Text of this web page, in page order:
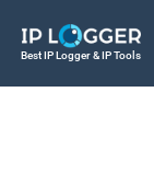
Best IP Logger & IP Tools